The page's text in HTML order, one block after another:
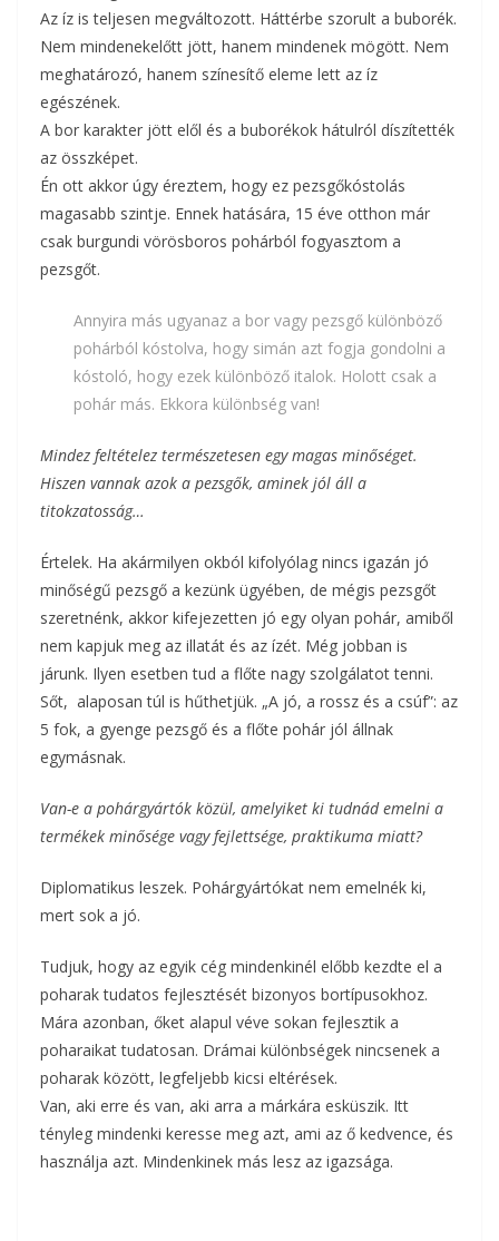
Az íz is teljesen megváltozott. Háttérbe szorult a buborék.
Nem mindenekelőtt jött, hanem mindenek mögött. Nem
meghatározó, hanem színesítő eleme lett az íz
egészének.
A bor karakter jött elől és a buborékok hátulról díszítették
az összképet.
Én ott akkor úgy éreztem, hogy ez pezsgőkóstolás
magasabb szintje. Ennek hatására, 15 éve otthon már
csak burgundi vörösboros pohárból fogyasztom a
pezsgőt.
Annyira más ugyanaz a bor vagy pezsgő különböző
pohárból kóstolva, hogy simán azt fogja gondolni a
kóstoló, hogy ezek különböző italok. Holott csak a
pohár más. Ekkora különbség van!
Mindez feltételez természetesen egy magas minőséget.
Hiszen vannak azok a pezsgők, aminek jól áll a
titokzatosság…
Értelek. Ha akármilyen okból kifolyólag nincs igazán jó
minőségű pezsgő a kezünk ügyében, de mégis pezsgőt
szeretnénk, akkor kifejezetten jó egy olyan pohár, amiből
nem kapjuk meg az illatát és az ízét. Még jobban is
járunk. Ilyen esetben tud a flőte nagy szolgálatot tenni.
Sőt, alaposan túl is hűthetjük. „A jó, a rossz és a csúf”: az
5 fok, a gyenge pezsgő és a flőte pohár jól állnak
egymásnak.
Van-e a pohárgyártók közül, amelyiket ki tudnád emelni a
termékek minősége vagy fejlettsége, praktikuma miatt?
Diplomatikus leszek. Pohárgyártókat nem emelnék ki,
mert sok a jó.
Tudjuk, hogy az egyik cég mindenkinél előbb kezdte el a
poharak tudatos fejlesztését bizonyos bortípusokhoz.
Mára azonban, őket alapul véve sokan fejlesztik a
poharaikat tudatosan. Drámai különbségek nincsenek a
poharak között, legfeljebb kicsi eltérések.
Van, aki erre és van, aki arra a márkára esküszik. Itt
tényleg mindenki keresse meg azt, ami az ő kedvence, és
használja azt. Mindenkinek más lesz az igazsága.